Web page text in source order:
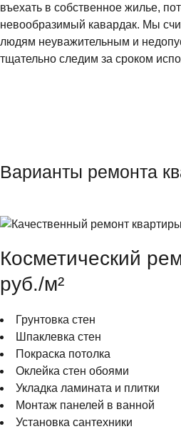
въехать в собственное жилье,
невообразимый кавардак. Мы
людям неуважительным и
тщательно следим за сроком
Варианты ремонта
Косметический
руб./м²
Грунтовка стен
Шпаклевка стен
Покраска потолка
Оклейка стен обоями
Укладка ламината и плитки
Монтаж панелей в ванной
Установка сантехники